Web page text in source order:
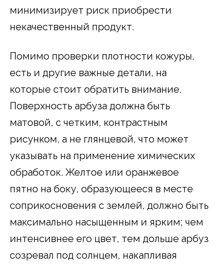
минимизирует риск приобрести
некачественный продукт.
Помимо проверки плотности кожуры,
есть и другие важные детали, на
которые стоит обратить внимание.
Поверхность арбуза должна быть
матовой, с четким, контрастным
рисунком, а не глянцевой, что может
указывать на применение химических
обработок. Желтое или оранжевое
пятно на боку, образующееся в месте
соприкосновения с землей, должно быть
максимально насыщенным и ярким; чем
интенсивнее его цвет, тем дольше арбуз
созревал под солнцем, накапливая